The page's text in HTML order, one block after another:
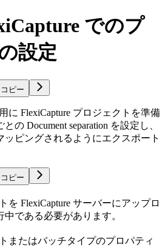
でのプ
設定
ピー
に FlexiCapture プロジェクトを準備
の Document separation を設定し、
ピングされるようにエクスポート
ピー
を FlexiCapture サーバーにアップロ
である必要があります。
またはバッチタイプのプロパティ